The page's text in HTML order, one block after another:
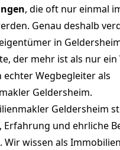
, die oft nur einmal
Genau deshalb
in
der mehr ist als nur
echter Wegbegleiter als
Geldersheim.
Geldersheim
Erfahrung und ehrliche
Wir wissen als